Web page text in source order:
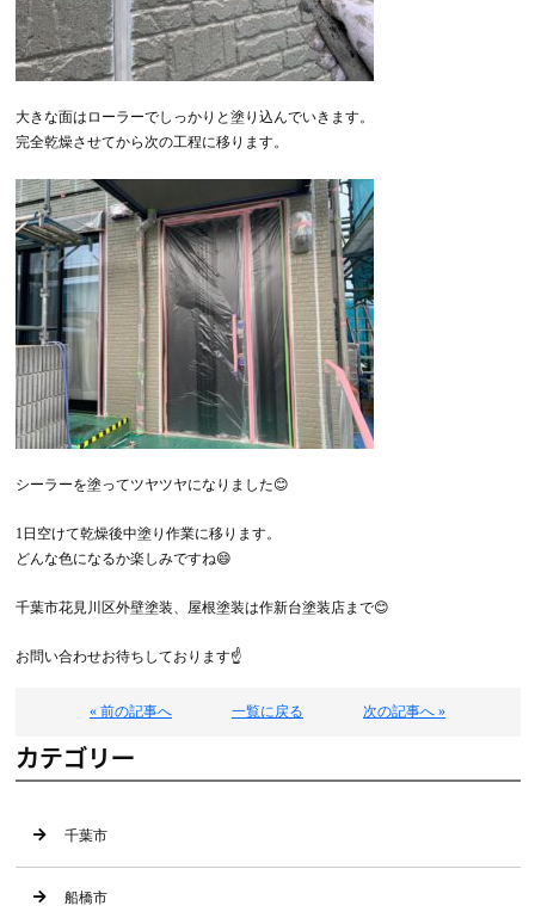
大きな面はローラーでしっかりと塗り込んでいきます。
完全乾燥させてから次の工程に移ります。
シーラーを塗ってツヤツヤになりました😊
1日空けて乾燥後中塗り作業に移ります。
どんな色になるか楽しみですね😄
千葉市花見川区外壁塗装、屋根塗装は作新台塗装店まで😊
お問い合わせお待ちしております☝️
« 前の記事へ 一覧に戻る 次の記事へ »
カテゴリー
千葉市
船橋市